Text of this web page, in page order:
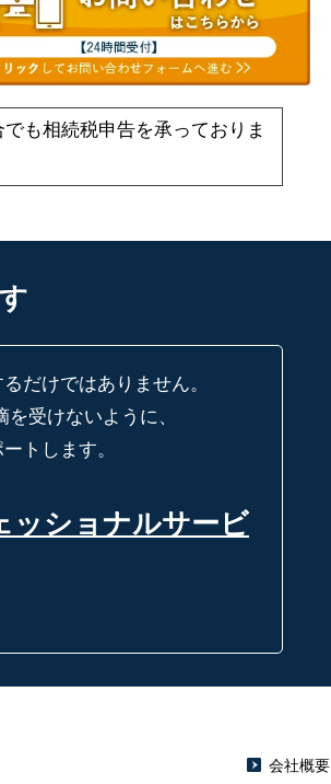
も相続税申告を承っておりま
だけではありません。
受けないように、
トします。
ッショナルサービ
会社概要